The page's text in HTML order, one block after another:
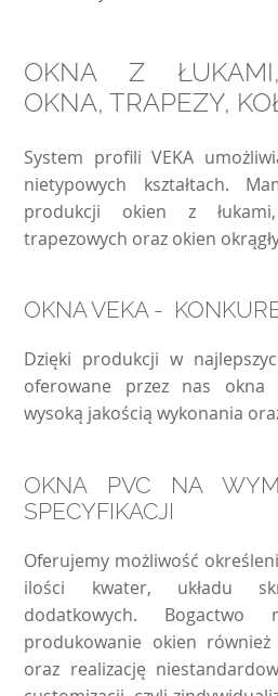
OKNA Z
OKNA, TRAPEZY,
System profili VEKA
nietypowych kształtach.
produkcji okien z
trapezowych oraz okien
OKNA VEKA -
Dzięki produkcji w
oferowane przez nas okna
wysoką jakością wykonania
OKNA PVC NA
SPECYFIKACJI
Oferujemy możliwość
ilości kwater, układu
dodatkowych. Bogactwo
produkowanie okien
oraz realizację